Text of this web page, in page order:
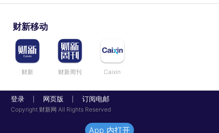
财新移动
财新 财新周刊 Caixin
登录 网页版 订阅电邮
Copyright 财新网 All Rights Reserved
App 内打开